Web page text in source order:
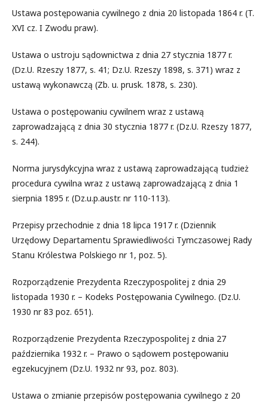
Ustawa postępowania cywilnego z dnia 20 listopada 1864 r. (T.
XVI cz. I Zwodu praw).
Ustawa o ustroju sądownictwa z dnia 27 stycznia 1877 r.
(Dz.U. Rzeszy 1877, s. 41; Dz.U. Rzeszy 1898, s. 371) wraz z
ustawą wykonawczą (Zb. u. prusk. 1878, s. 230).
Ustawa o postępowaniu cywilnem wraz z ustawą
zaprowadzającą z dnia 30 stycznia 1877 r. (Dz.U. Rzeszy 1877,
s. 244).
Norma jurysdykcyjna wraz z ustawą zaprowadzającą tudzież
procedura cywilna wraz z ustawą zaprowadzającą z dnia 1
sierpnia 1895 r. (Dz.u.p.austr. nr 110-113).
Przepisy przechodnie z dnia 18 lipca 1917 r. (Dziennik
Urzędowy Departamentu Sprawiedliwości Tymczasowej Rady
Stanu Królestwa Polskiego nr 1, poz. 5).
Rozporządzenie Prezydenta Rzeczypospolitej z dnia 29
listopada 1930 r. – Kodeks Postępowania Cywilnego. (Dz.U.
1930 nr 83 poz. 651).
Rozporządzenie Prezydenta Rzeczypospolitej z dnia 27
października 1932 r. – Prawo o sądowem postępowaniu
egzekucyjnem (Dz.U. 1932 nr 93, poz. 803).
Ustawa o zmianie przepisów postępowania cywilnego z 20